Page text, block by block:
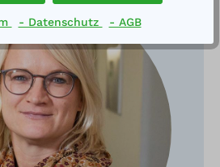
- Datenschutz - AGB